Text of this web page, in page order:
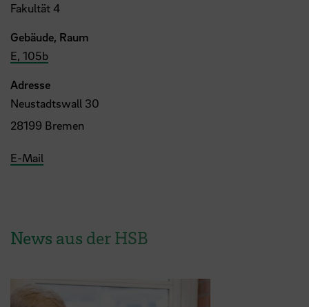
Fakultät 4
Gebäude, Raum
E, 105b
Adresse
Neustadtswall 30
28199 Bremen
E-Mail
News aus der HSB